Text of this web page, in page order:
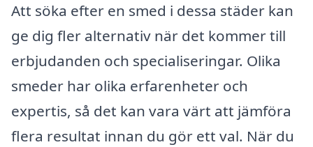
Att söka efter en smed i dessa städer kan
ge dig fler alternativ när det kommer till
erbjudanden och specialiseringar. Olika
smeder har olika erfarenheter och
expertis, så det kan vara värt att jämföra
flera resultat innan du gör ett val. När du